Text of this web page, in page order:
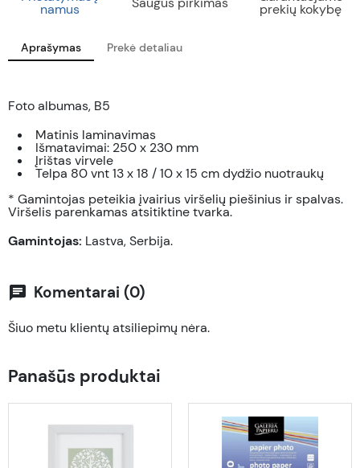
namus prekių kokybę
Aprašymas Prekė detaliau
Foto albumas, B5
Matinis laminavimas
Išmatavimai: 250 x 230 mm
Įrištas virvele
Telpa 80 vnt 13 x 18 / 10 x 15 cm dydžio nuotraukų
* Gamintojas peteikia įvairius viršelių piešinius ir spalvas.
Viršelis parenkamas atsitiktine tvarka.
Gamintojas: Lastva, Serbija.
chat Komentarai (0)
Šiuo metu klientų atsiliepimų nėra.
Panašūs produktai